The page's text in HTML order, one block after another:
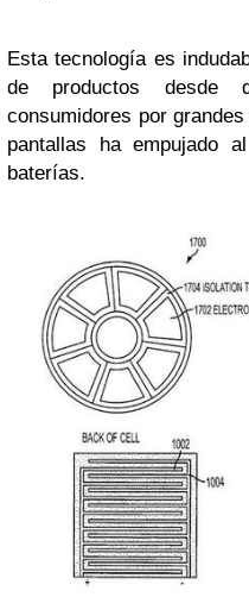
Esta tecnología es
de productos desde
consumidores por
pantallas ha empujado
baterías.